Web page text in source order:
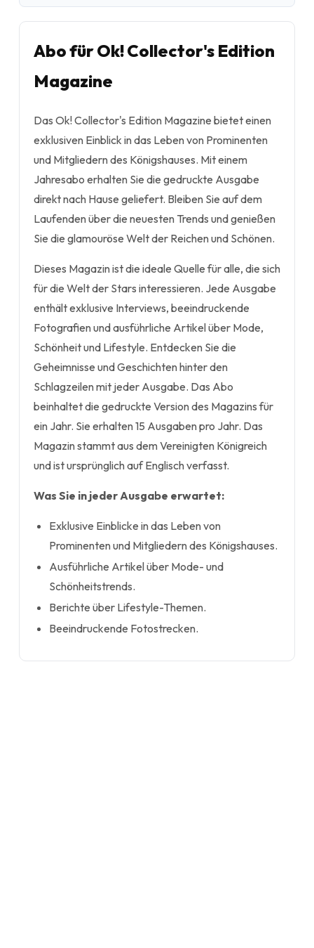
Abo für Ok! Collector's Edition
Magazine
Das Ok! Collector's Edition Magazine bietet einen
exklusiven Einblick in das Leben von Prominenten
und Mitgliedern des Königshauses. Mit einem
Jahresabo erhalten Sie die gedruckte Ausgabe
direkt nach Hause geliefert. Bleiben Sie auf dem
Laufenden über die neuesten Trends und genießen
Sie die glamouröse Welt der Reichen und Schönen.
Dieses Magazin ist die ideale Quelle für alle, die sich
für die Welt der Stars interessieren. Jede Ausgabe
enthält exklusive Interviews, beeindruckende
Fotografien und ausführliche Artikel über Mode,
Schönheit und Lifestyle. Entdecken Sie die
Geheimnisse und Geschichten hinter den
Schlagzeilen mit jeder Ausgabe. Das Abo
beinhaltet die gedruckte Version des Magazins für
ein Jahr. Sie erhalten 15 Ausgaben pro Jahr. Das
Magazin stammt aus dem Vereinigten Königreich
und ist ursprünglich auf Englisch verfasst.
Was Sie in jeder Ausgabe erwartet:
Exklusive Einblicke in das Leben von
Prominenten und Mitgliedern des Königshauses.
Ausführliche Artikel über Mode- und
Schönheitstrends.
Berichte über Lifestyle-Themen.
Beeindruckende Fotostrecken.